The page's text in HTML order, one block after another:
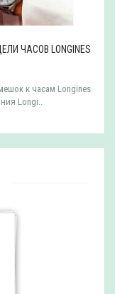
ЧАСОВ LONGINES
к часам Longines
Longi..